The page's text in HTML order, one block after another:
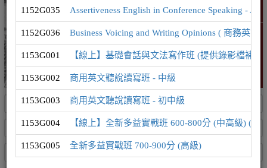
精選課程
1152G035 Assertiveness English in Conference Speaking -
1152G036 Business Voicing and Writing Opinions ( 商務英語
1153G001 【線上】基礎會話與文法寫作班 (提供錄影檔補課
1153G002 商用英文聽說讀寫班 - 中級
1153G003 商用英文聽說讀寫班 - 初中級
1153G004 【線上】全新多益實戰班 600-800分 (中高級) (提
1153G005 全新多益實戰班 700-900分 (高級)